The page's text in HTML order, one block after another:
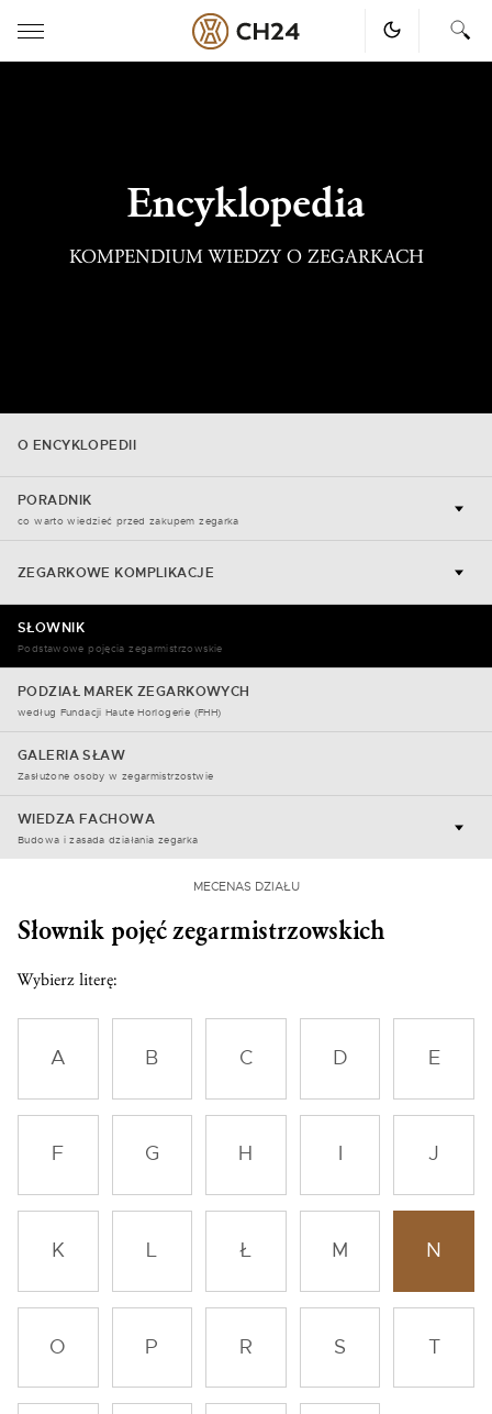
Encyklopedia
KOMPENDIUM WIEDZY O ZEGARKACH
O ENCYKLOPEDII
PORADNIK
co warto wiedzieć przed zakupem zegarka
ZEGARKOWE KOMPLIKACJE
SŁOWNIK
Podstawowe pojęcia zegarmistrzowskie
PODZIAŁ MAREK ZEGARKOWYCH
według Fundacji Haute Horlogerie (FHH)
GALERIA SŁAW
Zasłużone osoby w zegarmistrzostwie
WIEDZA FACHOWA
Budowa i zasada działania zegarka
MECENAS DZIAŁU
Słownik pojęć zegarmistrzowskich
Wybierz literę:
A B C D E
F G H J
K L Ł M N
O P R S